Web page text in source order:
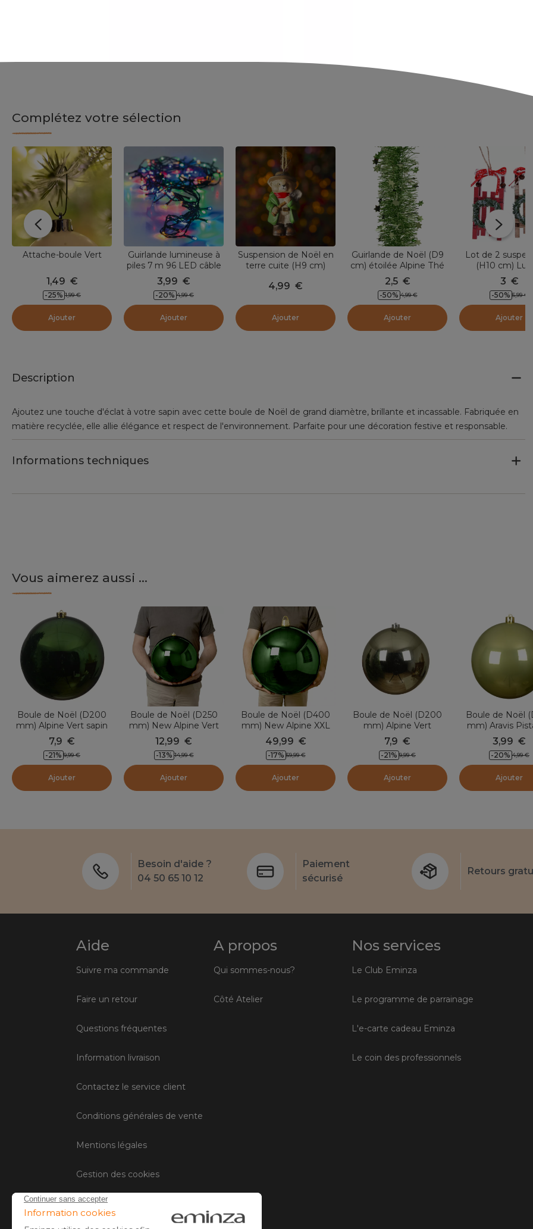
Complétez votre sélection
Attache-boule Vert
1,49 €
-25% 1,99 €
Ajouter
Guirlande lumineuse à
piles 7 m 96 LED câble
noir Luxe Multicolore
3,99 €
-20% 4,99 €
Ajouter
Suspension de Noël en
terre cuite (H9 cm)
4,99 €
Ajouter
Guirlande de Noël (D9
cm) étoilée Alpine Thé
vert
2,5 €
-50% 4,99 €
Ajouter
Lot de 2
(H10 cm)
Couronne d'hiver
3 €
-50% 5,99 €
Ajouter
Description
Ajoutez une touche d'éclat à votre sapin avec cette boule de Noël de grand diamètre, brillante et incassable. Fabriquée en
matière recyclée, elle allie élégance et respect de l'environnement. Parfaite pour une décoration festive et responsable.
Informations techniques
Vous aimerez aussi ...
Boule de Noël (D200
mm) Alpine Vert sapin
7,9 €
-21% 9,99 €
Ajouter
Boule de Noël (D250
mm) New Alpine Vert
sapin
12,99 €
-13% 14,99 €
Ajouter
Boule de Noël (D400
mm) New Alpine XXL
Vert sapin
49,99 €
-17% 59,99 €
Ajouter
Boule de Noël (D200
mm) Alpine Vert
romarin
7,9 €
-21% 9,99 €
Ajouter
Boule de Noël
mm) Aravis
3,99 €
-20% 4,99 €
Ajouter
Besoin d'aide ?
04 50 65 10 12
Paiement
sécurisé
Retours
Aide
Suivre ma commande
Faire un retour
Questions fréquentes
Information livraison
Contactez le service client
Conditions générales de vente
Mentions légales
Gestion des cookies
Avis client
A propos
Qui sommes-nous?
Côté Atelier
Nos services
Le Club Eminza
Le programme de parrainage
L'e-carte cadeau Eminza
Le coin des professionnels